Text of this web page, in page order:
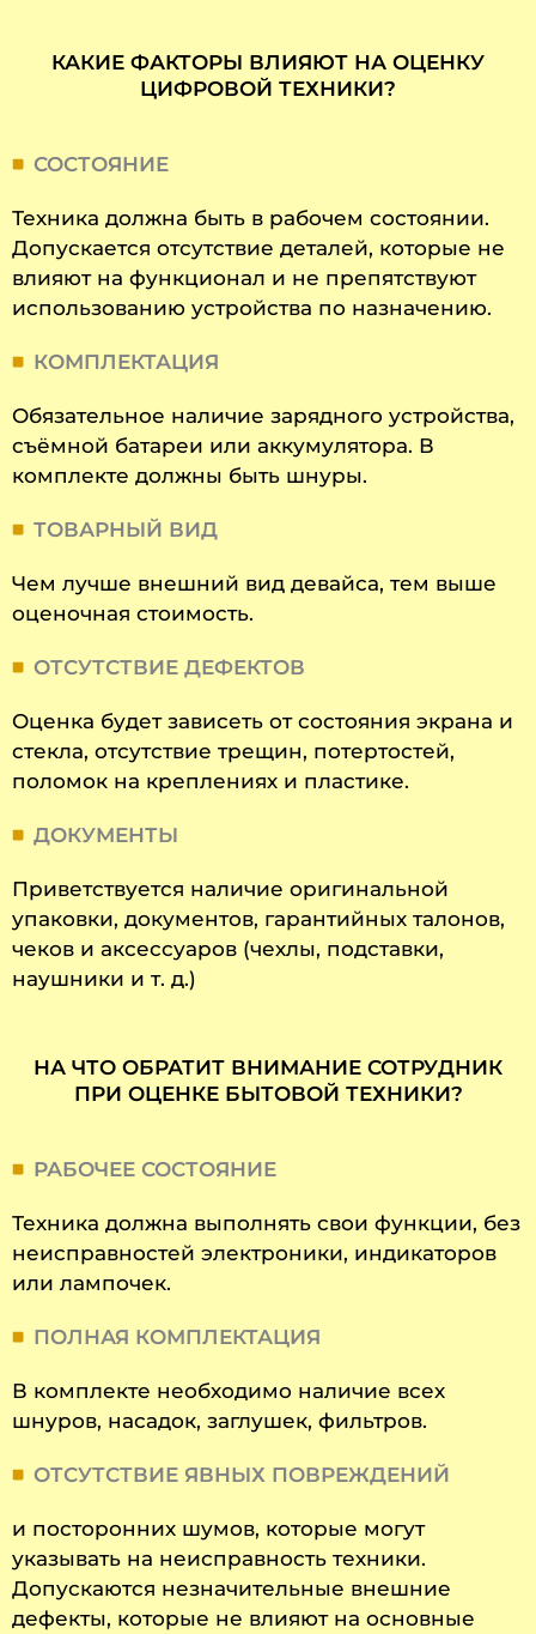
КАКИЕ ФАКТОРЫ ВЛИЯЮТ НА ОЦЕНКУ
ЦИФРОВОЙ ТЕХНИКИ?
СОСТОЯНИЕ
Техника должна быть в рабочем состоянии.
Допускается отсутствие деталей, которые не
влияют на функционал и не препятствуют
использованию устройства по назначению.
КОМПЛЕКТАЦИЯ
Обязательное наличие зарядного устройства,
съёмной батареи или аккумулятора. В
комплекте должны быть шнуры.
ТОВАРНЫЙ ВИД
Чем лучше внешний вид девайса, тем выше
оценочная стоимость.
ОТСУТСТВИЕ ДЕФЕКТОВ
Оценка будет зависеть от состояния экрана и
стекла, отсутствие трещин, потертостей,
поломок на креплениях и пластике.
ДОКУМЕНТЫ
Приветствуется наличие оригинальной
упаковки, документов, гарантийных талонов,
чеков и аксессуаров (чехлы, подставки,
наушники и т. д.)
НА ЧТО ОБРАТИТ ВНИМАНИЕ СОТРУДНИК
ПРИ ОЦЕНКЕ БЫТОВОЙ ТЕХНИКИ?
РАБОЧЕЕ СОСТОЯНИЕ
Техника должна выполнять свои функции, без
неисправностей электроники, индикаторов
или лампочек.
ПОЛНАЯ КОМПЛЕКТАЦИЯ
В комплекте необходимо наличие всех
шнуров, насадок, заглушек, фильтров.
ОТСУТСТВИЕ ЯВНЫХ ПОВРЕЖДЕНИЙ
и посторонних шумов, которые могут
указывать на неисправность техники.
Допускаются незначительные внешние
дефекты, которые не влияют на основные